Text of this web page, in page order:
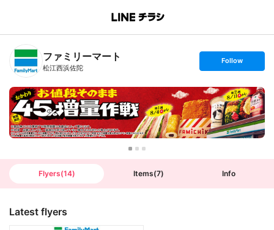
B
n
T
ファミリーマート
松江西浜佐陀
s
t
o
l
l
o
w
Follow
Flyers(14) Items(7) Info
Latest flyers